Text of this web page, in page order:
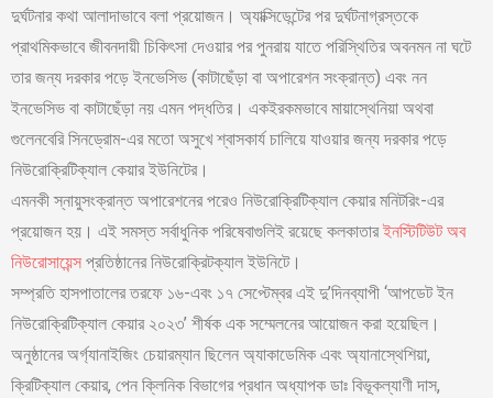
দুর্ঘটনার কথা আলাদাভাবে বলা প্রয়োজন। অ্যাক্সিডেন্টের পর দুর্ঘটনাগ্রস্তকে
প্রাথমিকভাবে জীবনদায়ী চিকিৎসা দেওয়ার পর পুনরায় যাতে পরিস্থিতির অবনমন না ঘটে
তার জন্য দরকার পড়ে ইনভেসিভ (কাটাছেঁড়া বা অপারেশন সংক্রান্ত) এবং নন
ইনভেসিভ বা কাটাছেঁড়া নয় এমন পদ্ধতির। একইরকমভাবে মায়াস্থেনিয়া অথবা
গুলেনবেরি সিনড্রোম-এর মতো অসুখে শ্বাসকার্য চালিয়ে যাওয়ার জন্য দরকার পড়ে
নিউরোক্রিটিক্যাল কেয়ার ইউনিটের।
এমনকী স্নায়ুসংক্রান্ত অপারেশনের পরেও নিউরোক্রিটিক্যাল কেয়ার মনিটরিং-এর
প্রয়োজন হয়। এই সমস্ত সর্বাধুনিক পরিষেবাগুলিই রয়েছে কলকাতারইনস্টিটিউট অব
নিউরোসায়েন্স প্রতিষ্ঠানের নিউরোক্রিটক্যাল ইউনিটে।
সম্প্রতি হাসপাতালের তরফে ১৬-এবং ১৭ সেপ্টেম্বর এই দু’দিনব্যাপী ‘আপডেট ইন
নিউরোক্রিটিক্যাল কেয়ার ২০২৩’ শীর্ষক এক সম্মেলনের আয়োজন করা হয়েছিল।
অনুষ্ঠানের অর্গ্যানাইজিং চেয়ারম্যান ছিলেন অ্যাকাডেমিক এবং অ্যানাস্থেশিয়া,
ক্রিটিক্যাল কেয়ার, পেন ক্লিনিক বিভাগের প্রধান অধ্যাপক ডাঃ বিভূকল্যাণী দাস,